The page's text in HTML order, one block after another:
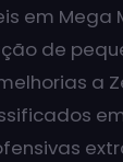
em Mega
de
a